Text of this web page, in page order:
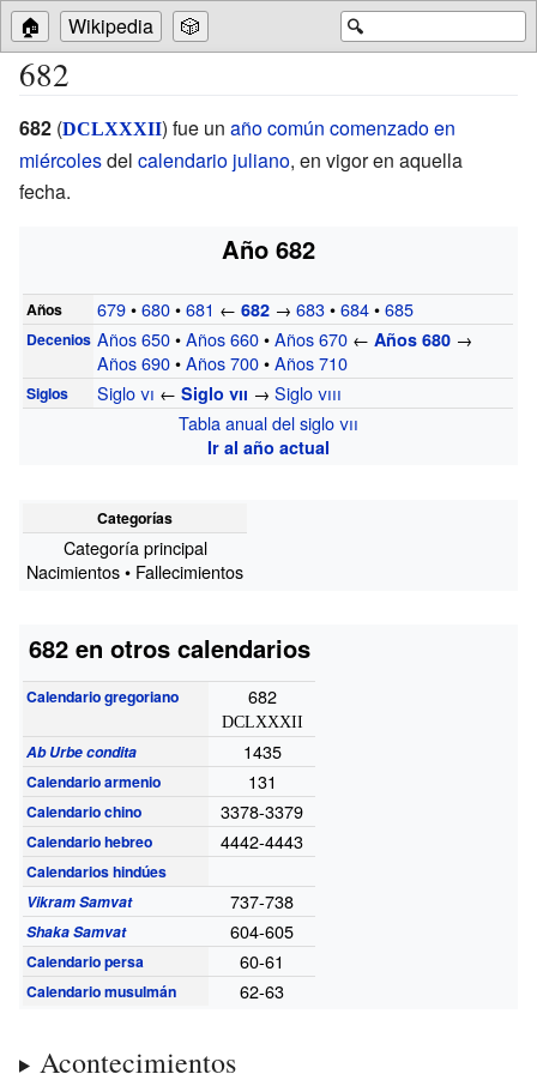
🔍
🏠 Wikipedia 🎲
682
682 (DCLXXXII) fue un año común comenzado en
miércolesdel calendario juliano, en vigor en aquella
fecha.
Año 682
Años 679•680•681 ←682 →683•684•685
Decenios Años 650•Años 660•Años 670 ←Años 680 →
Años 690•Años 700•Años 710
Siglos Siglovi ←Siglo vii →Sigloviii
Tabla anual del siglo vii
Ir al año actual
Categorías
Categoría principal
Nacimientos • Fallecimientos
682 en otros calendarios
Calendario gregoriano 682
DCLXXXII
Ab Urbe condita 1435
Calendario armenio 131
Calendario chino 3378-3379
Calendario hebreo 4442-4443
Calendarios hindúes
Vikram Samvat
737-738
Shaka Samvat 604-605
Calendario persa 60-61
Calendario musulmán 62-63
Acontecimientos